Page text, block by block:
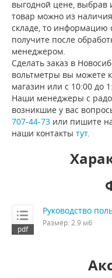
выгодной цене, выбрав
товар можно из
складе, то информацию
получите после
менеджером.
Сделать заказ в
вольтметры вы можете
магазин или с 10:00 до
Наши менеджеры с
возникшие у вас
707-44-73 или пишите
наши контакты тут.
Руководство
Размер: 2.9 мб